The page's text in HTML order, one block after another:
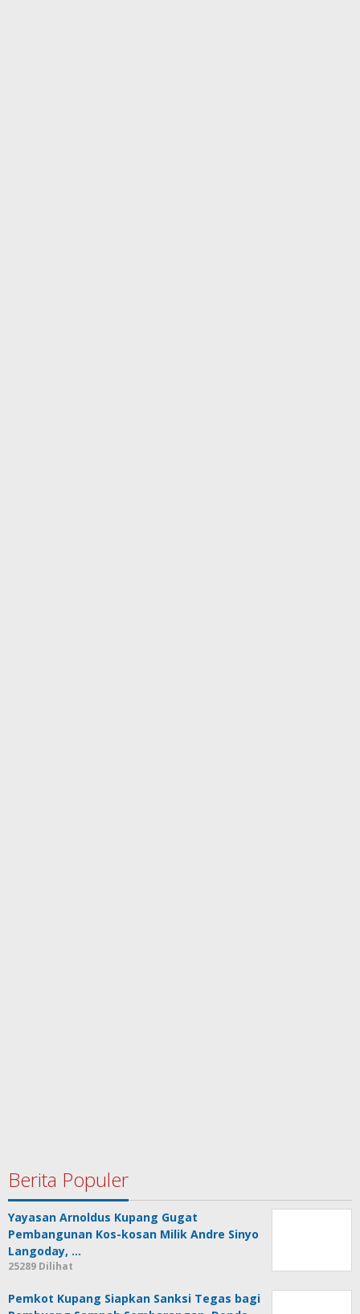
Berita Populer
Yayasan Arnoldus Kupang Gugat
Pembangunan Kos-kosan Milik Andre Sinyo
Langoday, …
25289 Dilihat
Pemkot Kupang Siapkan Sanksi Tegas bagi